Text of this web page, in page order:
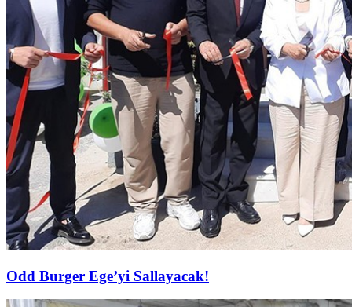
Odd Burger Ege’yi Sallayacak!